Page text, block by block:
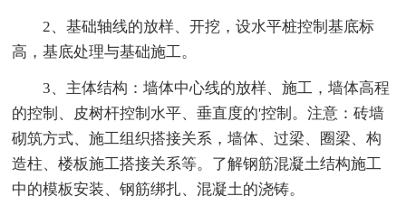
2、基础轴线的放样、开挖，设水平桩控制基底标
高，基底处理与基础施工。
3、主体结构：墙体中心线的放样、施工，墙体高程
的控制、皮树杆控制水平、垂直度的'控制。注意：砖墙
砌筑方式、施工组织搭接关系，墙体、过梁、圈梁、构
造柱、楼板施工搭接关系等。了解钢筋混凝土结构施工
中的模板安装、钢筋绑扎、混凝土的浇铸。